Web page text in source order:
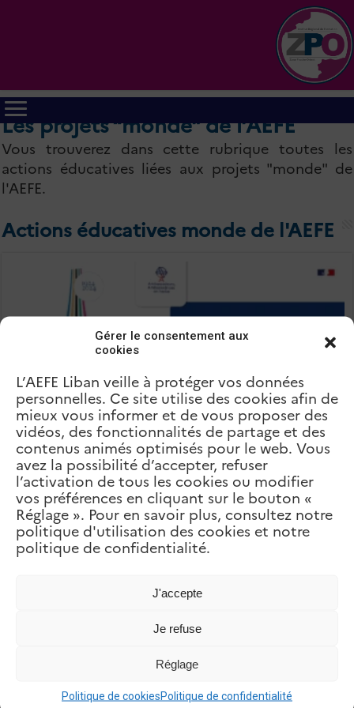
Gérer le consentement aux
cookies
L’AEFE Liban veille à protéger vos données
personnelles. Ce site utilise des cookies afin de
mieux vous informer et de vous proposer des
vidéos, des fonctionnalités de partage et des
contenus animés optimisés pour le web. Vous
avez la possibilité d’accepter, refuser
l’activation de tous les cookies ou modifier
vos préférences en cliquant sur le bouton «
Réglage ». Pour en savoir plus, consultez notre
politique d'utilisation des cookies et notre
politique de confidentialité.
J'accepte
Je refuse
Réglage
Politique de cookiesPolitique de confidentialité
Les projets “monde” de l’AEFE
Vous trouverez dans cette rubrique toutes les
actions éducatives liées aux projets "monde" de
l'AEFE.
Actions éducatives monde de l'AEFE
Ambassadrices, Ambassadeurs en
herbe 2024
Dans le cadre de la célébration de l’Année du
Sport, le tournoi d’éloquence Ambassadeurs,
Ambassadrices …
photo sur Instagram !
13ème édition des Jeux
Internationaux de la Jeunesse